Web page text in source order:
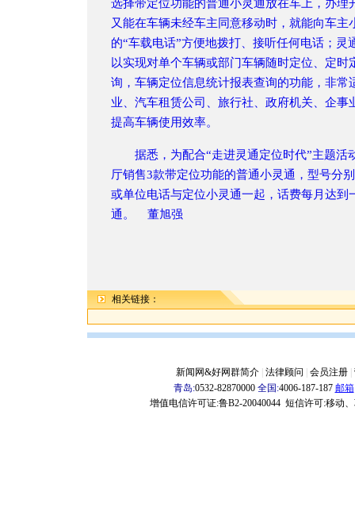
选择带定位功能的普通小灵通放在车上，办
又能在车辆未经车主同意移动时，就能向车
的“车载电话”方便地拨打、接听任何电话；
以实现对单个车辆或部门车辆随时定位、定
询，车辆定位信息统计报表查询的功能，非
业、汽车租赁公司、旅行社、政府机关、企
提高车辆使用效率。
据悉，为配合“走进灵通定位时代”主题活
厅销售3款带定位功能的普通小灵通，型号分
或单位电话与定位小灵通一起，话费每月达
通。 董旭强
相关链接：